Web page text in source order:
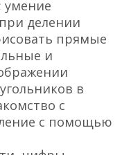
умение
делении
прямые
и
в
с
с помощью